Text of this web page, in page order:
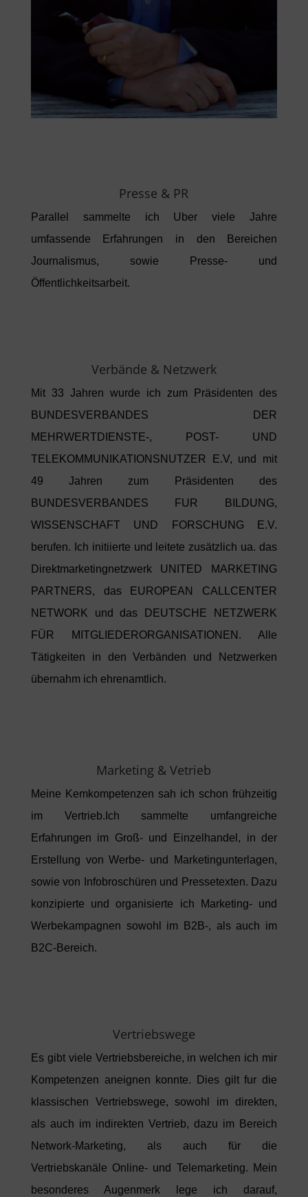
Presse & PR
Parallel sammelte ich Uber viele Jahre
umfassende Erfahrungen in den Bereichen
Journalismus, sowie Presse- und
Öffentlichkeitsarbeit.
Verbände & Netzwerk
Mit 33 Jahren wurde ich zum Präsidenten des
BUNDESVERBANDES DER
MEHRWERTDIENSTE-, POST- UND
TELEKOMMUNIKATIONSNUTZER E.V, und mit
49 Jahren zum Präsidenten des
BUNDESVERBANDES FUR BILDUNG,
WISSENSCHAFT UND FORSCHUNG E.V.
berufen. Ich initiierte und leitete zusätzlich ua. das
Direktmarketingnetzwerk UNITED MARKETING
PARTNERS, das EUROPEAN CALLCENTER
NETWORK und das DEUTSCHE NETZWERK
FÜR MITGLIEDERORGANISATIONEN. Alle
Tätigkeiten in den Verbänden und Netzwerken
übernahm ich ehrenamtlich.
Marketing & Vetrieb
Meine Kemkompetenzen sah ich schon frühzeitig
im Vertrieb.Ich sammelte umfangreiche
Erfahrungen im Groß- und Einzelhandel, in der
Erstellung von Werbe- und Marketingunterlagen,
sowie von Infobroschüren und Pressetexten. Dazu
konzipierte und organisierte ich Marketing- und
Werbekampagnen sowohl im B2B-, als auch im
B2C-Bereich.
Vertriebswege
Es gibt viele Vertriebsbereiche, in welchen ich mir
Kompetenzen aneignen konnte. Dies gilt fur die
klassischen Vertriebswege, sowohl im direkten,
als auch im indirekten Vertrieb, dazu im Bereich
Network-Marketing, als auch für die
Vertriebskanäle Online- und Telemarketing. Mein
besonderes Augenmerk lege ich darauf,